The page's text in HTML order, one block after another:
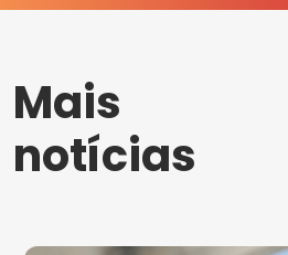
Mais
notícias